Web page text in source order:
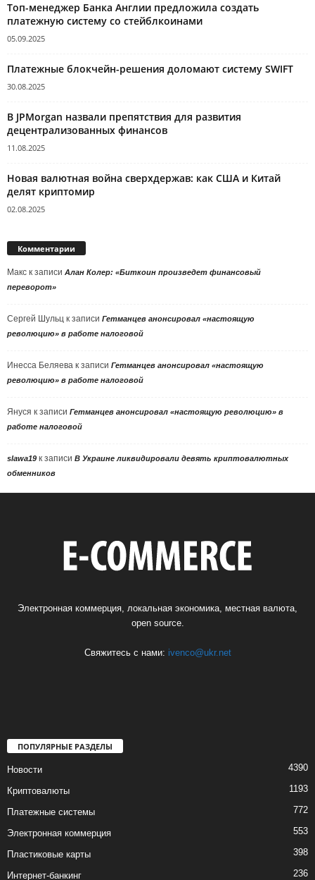
Топ-менеджер Банка Англии предложила создать
платежную систему со стейблкоинами
05.09.2025
Платежные блокчейн-решения доломают систему SWIFT
30.08.2025
В JPMorgan назвали препятствия для развития
децентрализованных финансов
11.08.2025
Новая валютная война сверхдержав: как США и Китай
делят криптомир
02.08.2025
Комментарии
Макс к записи Алан Колер: «Биткоин произведет финансовый
переворот»
Сергей Шульц к записи Гетманцев анонсировал «настоящую
революцию» в работе налоговой
Инесса Беляева к записи Гетманцев анонсировал «настоящую
революцию» в работе налоговой
Януся к записи Гетманцев анонсировал «настоящую революцию» в
работе налоговой
slawa19 к записи В Украине ликвидировали девять криптовалютных
обменников
Электронная коммерция, локальная экономика, местная валюта,
open source.
Свяжитесь с нами: ivenco@ukr.net
ПОПУЛЯРНЫЕ РАЗДЕЛЫ
Новости 4390
Криптовалюты 1193
Платежные системы 772
Электронная коммерция 553
Пластиковые карты 398
Интернет-банкинг 236